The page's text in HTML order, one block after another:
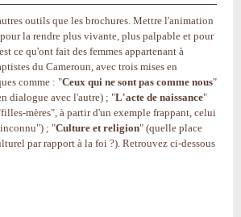
outils que les brochures. Mettre l'animation
la rendre plus vivante, plus palpable et pour
ce qu'ont fait des femmes appartenant à
du Cameroun, avec trois mises en
comme : "Ceux qui ne sont pas comme nous"
dialogue avec l'autre) ; "L'acte de naissance"
mères", à partir d'un exemple frappant, celui
inconnu") ; "Culture et religion" (quelle place
par rapport à la foi ?). Retrouvez ci-dessous